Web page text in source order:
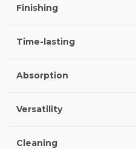
Finishing
Time-lasting
Absorption
Versatility
Cleaning